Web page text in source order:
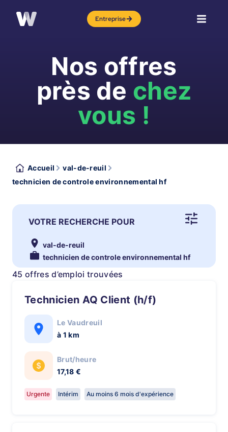
Entreprise
Nos offres
près de chez
vous !
Accueil
val-de-reuil
technicien de controle environnemental hf
VOTRE RECHERCHE POUR
val-de-reuil
technicien de controle environnemental hf
45 offres d’emploi trouvées
Technicien AQ Client (h/f)
Le Vaudreuil
à 1 km
Brut/heure
17,18 €
Urgente Intérim Au moins 6 mois d'expérience